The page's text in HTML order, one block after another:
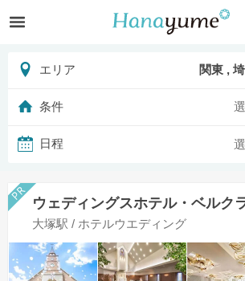
エリア 関東 ,
条件
日程
ウェディングスホテル・ベルク
大塚駅 / ホテルウエディング